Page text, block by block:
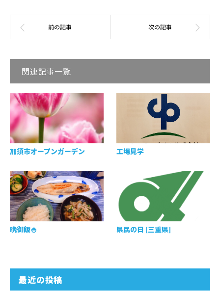
関連記事一覧
加須市オープンガーデン 工場見学
晩御飯🍚 県民の日 [三重県]
最近の投稿